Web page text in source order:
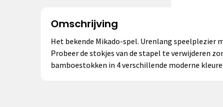
Omschrijving
Het bekende Mikado-spel. Urenlang speelplezier
Probeer de stokjes van de stapel te verwijderen
bamboestokken in 4 verschillende moderne